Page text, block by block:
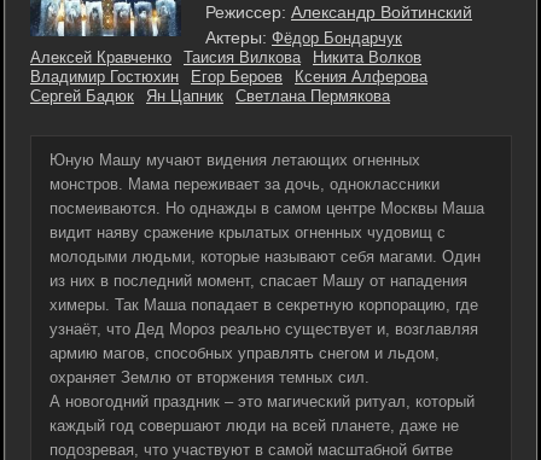
Режиссер: Александр Войтинский
Актеры: Фёдор Бондарчук
Алексей Кравченко
Таисия Вилкова
Никита Волков
Владимир Гостюхин
Егор Бероев
Ксения Алферова
Сергей Бадюк
Ян Цапник Светлана Пермякова
Юную Машу мучают видения летающих огненных
монстров. Мама переживает за дочь, одноклассники
посмеиваются. Но однажды в самом центре Москвы Маша
видит наяву сражение крылатых огненных чудовищ с
молодыми людьми, которые называют себя магами. Один
из них в последний момент, спасает Машу от нападения
химеры. Так Маша попадает в секретную корпорацию, где
узнаёт, что Дед Мороз реально существует и, возглавляя
армию магов, способных управлять снегом и льдом,
охраняет Землю от вторжения темных сил.
А новогодний праздник – это магический ритуал, который
каждый год совершают люди на всей планете, даже не
подозревая, что участвуют в самой масштабной битве